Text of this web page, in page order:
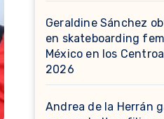
Geraldine Sánchez
en skateboarding
México en los
2026
Andrea de la Herrán